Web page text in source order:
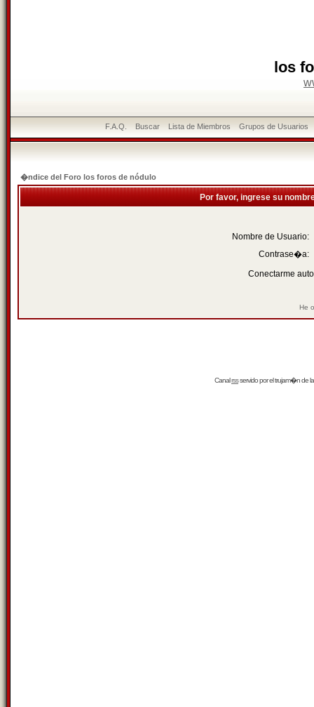
los
F.A.Q. Buscar Lista de Miembros Grupos de Usuarios
�ndice del Foro los foros de nódulo
Por favor, ingrese su
Nombre de Usuario:
Contrase�a:
Conectarme
He
Canalrssservido por eltrujam�nde